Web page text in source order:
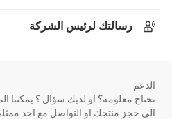
رسالتك لرئيس الشركة
الدعم
تحتاج معلومة؟ او لديك سؤال ؟